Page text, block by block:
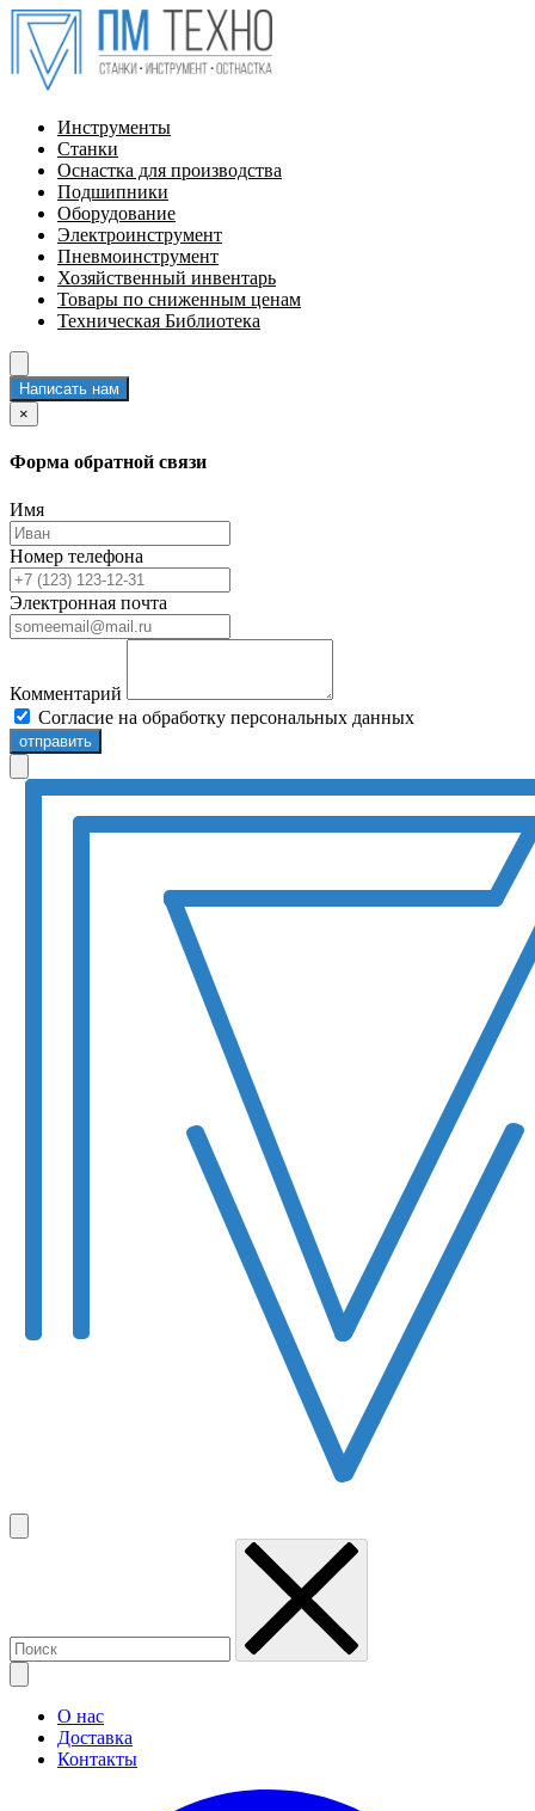
Инструменты
Станки
Оснастка для производства
Подшипники
Оборудование
Электроинструмент
Пневмоинструмент
Хозяйственный инвентарь
Товары по сниженным ценам
Техническая Библиотека
Написать нам
×
Форма обратной связи
Имя
Номер телефона
Электронная почта
Комментарий
Согласие на обработку персональных данных
отправить
О нас
Доставка
Контакты